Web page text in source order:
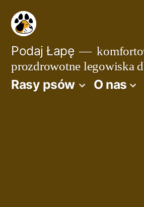
Przejdź
treściPodaj Łapę
prozdrowotne legowiska
Rasy psów O nas